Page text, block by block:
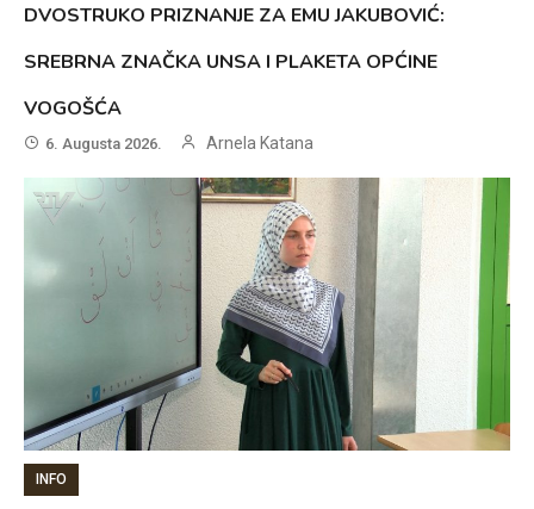
DVOSTRUKO PRIZNANJE ZA EMU JAKUBOVIĆ:
SREBRNA ZNAČKA UNSA I PLAKETA OPĆINE
VOGOŠĆA
6. Augusta 2026. Arnela Katana
INFO